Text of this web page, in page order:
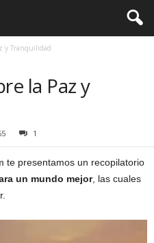
y Tranquilidad
la Paz y
1
te presentamos un recopilatorio
un mundo mejor, las cuales